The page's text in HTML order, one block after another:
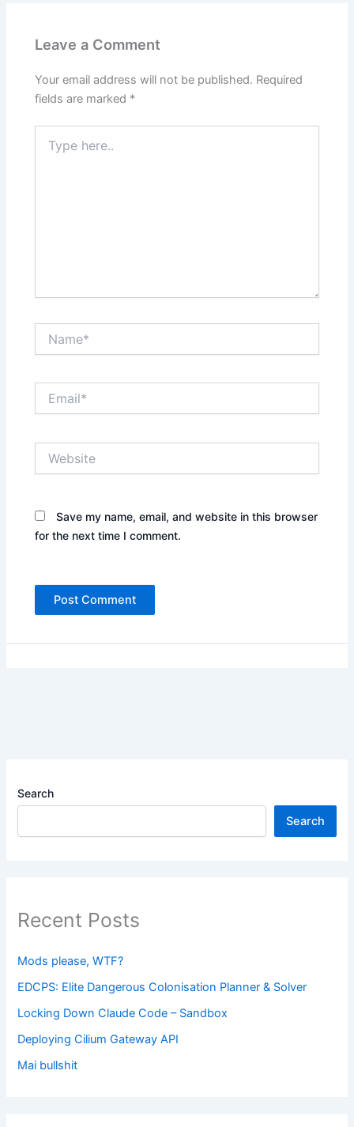
Leave a Comment
Your email address will not be published. Required
fields are marked *
here..
Save my name, email, and website in this browser
for the next time I comment.
Search
Search
Recent Posts
Mods please, WTF?
EDCPS: Elite Dangerous Colonisation Planner & Solver
Locking Down Claude Code – Sandbox
Deploying Cilium Gateway API
Mai bullshit